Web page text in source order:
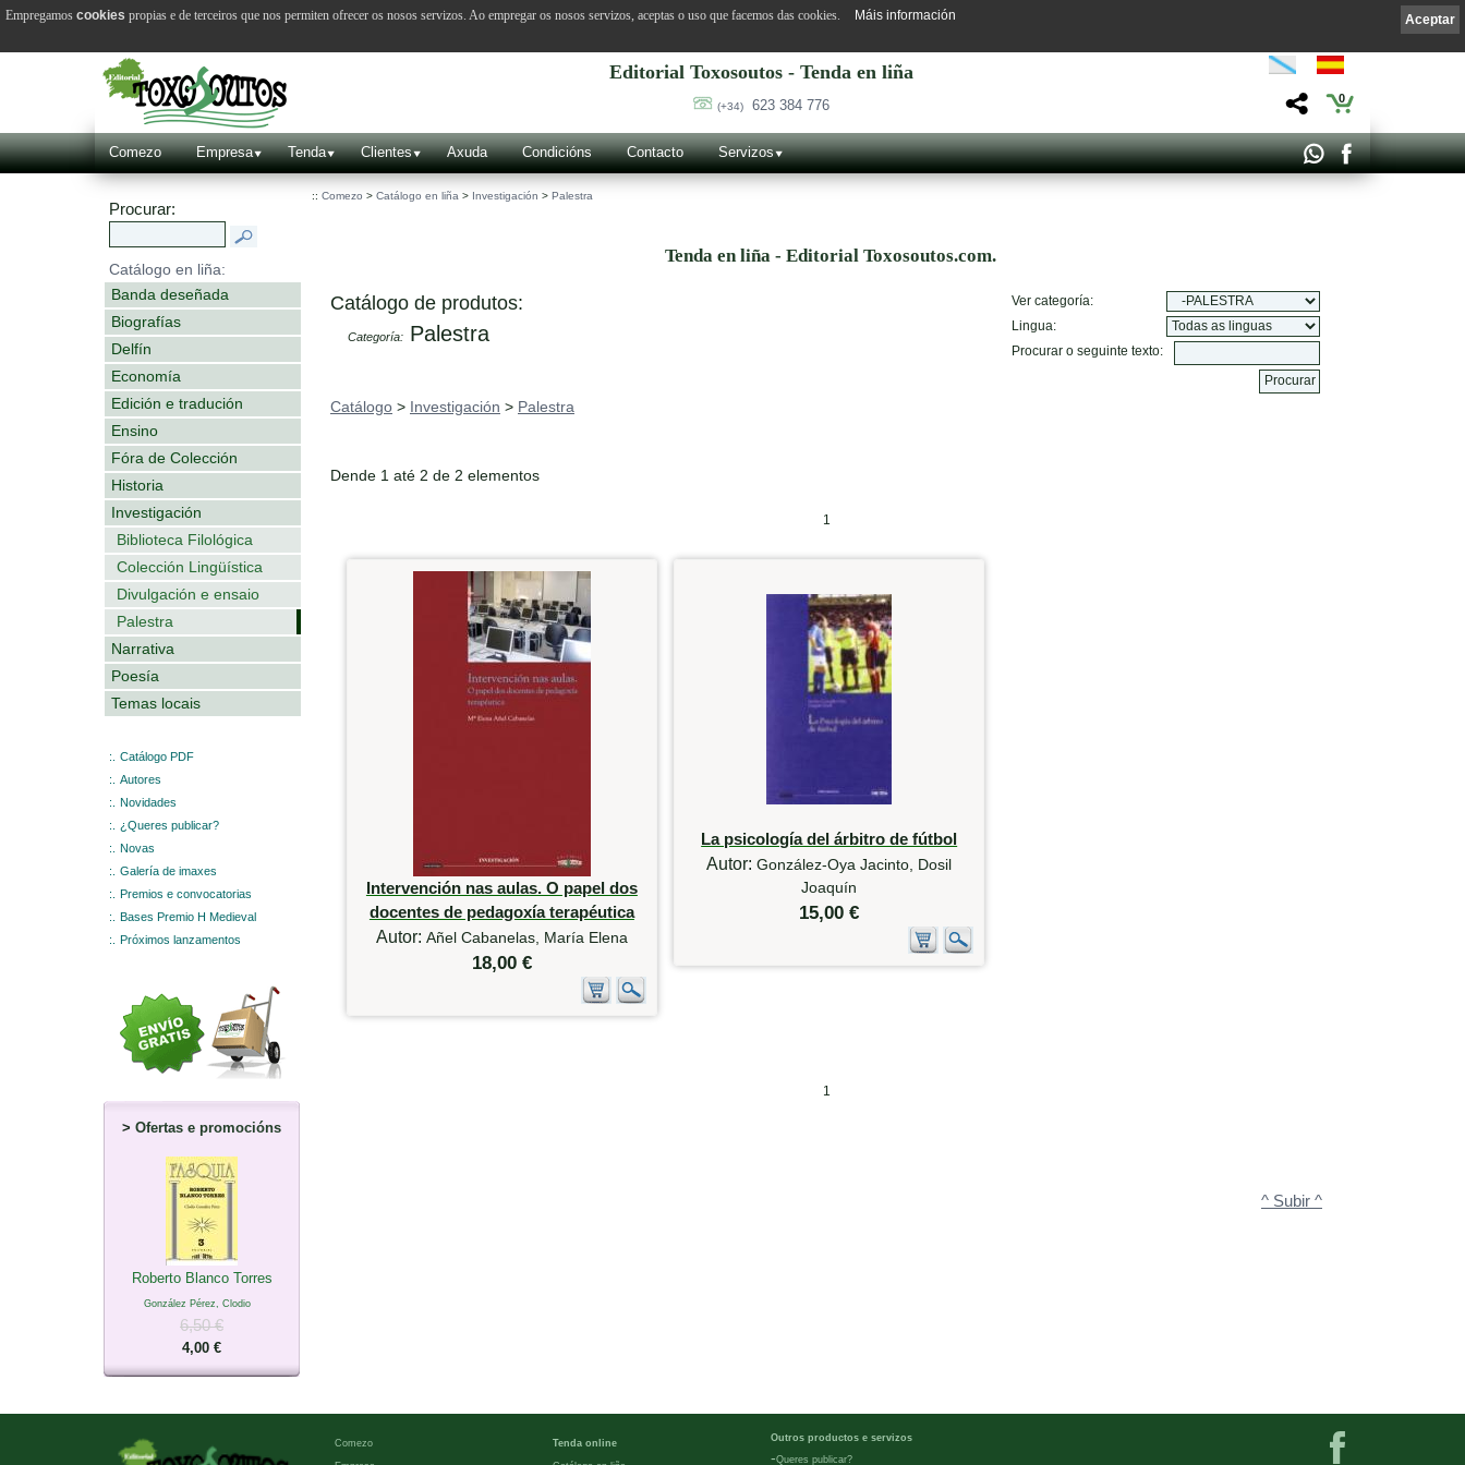
Editorial Toxosoutos - Tenda en liña
(+34) 623 384 776 0
Comezo Empresa Tenda Clientes Axuda Condicións Contacto Servizos
Procurar:
Catálogo en liña:
Banda deseñada
Biografías
Delfín
Economía
Edición e tradución
Ensino
Fóra de Colección
Historia
Investigación
Biblioteca Filológica
Colección Lingüística
Divulgación e ensaio
Palestra
Narrativa
Poesía
Temas locais
:.
Catálogo PDF
:.
Autores
:.
Novidades
:.
¿Queres publicar?
:.
Novas
:.
Galería de imaxes
:.
Premios e convocatorias
:.
Bases Premio H Medieval
:.
Próximos lanzamentos
> Ofertas e promocións
Roberto Blanco Torres
González Pérez, Clodio
6,50 €
4,00 €
:: Comezo > Catálogo en liña > Investigación > Palestra
Tenda en liña - Editorial Toxosoutos.com.
Catálogo de produtos:
Categoría: Palestra
Ver categoría:
Lingua:
Procurar o seguinte texto:
Catálogo > Investigación > Palestra
Dende 1 até 2 de 2 elementos
1
Intervención nas aulas. O papel dos
docentes de pedagoxía terapéutica
Autor: Añel Cabanelas, María Elena
18,00 €
La psicología del árbitro de fútbol
Autor:González-Oya Jacinto, Dosil
Joaquín
15,00 €
1
^ Subir ^
Comezo Tenda online Outros productos e servizos
-Queres publicar?
Aceptar
Empregamos cookies propias e de terceiros que nos permiten ofrecer os nosos servizos. Ao empregar os nosos servizos, aceptas o uso que facemos das cookies. Máis información